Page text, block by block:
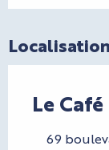
Localisation
Le
69